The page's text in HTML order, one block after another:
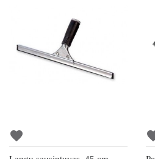
favorite